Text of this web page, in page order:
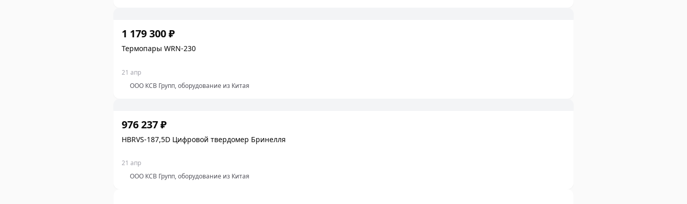
1 179 300 ₽
Термопары WRN‑230
21 апр
ООО КСВ Групп, оборудование из Китая
976 237 ₽
HBRVS-187,5D Цифровой твердомер Бринелля
21 апр
ООО КСВ Групп, оборудование из Китая